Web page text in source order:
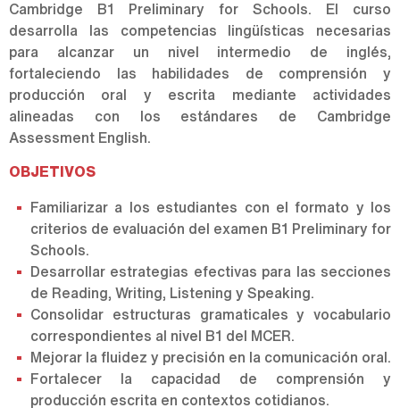
Cambridge B1 Preliminary for Schools. El curso
desarrolla las competencias lingüísticas necesarias
para alcanzar un nivel intermedio de inglés,
fortaleciendo las habilidades de comprensión y
producción oral y escrita mediante actividades
alineadas con los estándares de Cambridge
Assessment English.
OBJETIVOS
Familiarizar a los estudiantes con el formato y los
criterios de evaluación del examen B1 Preliminary for
Schools.
Desarrollar estrategias efectivas para las secciones
de Reading, Writing, Listening y Speaking.
Consolidar estructuras gramaticales y vocabulario
correspondientes al nivel B1 del MCER.
Mejorar la fluidez y precisión en la comunicación oral.
Fortalecer la capacidad de comprensión y
producción escrita en contextos cotidianos.